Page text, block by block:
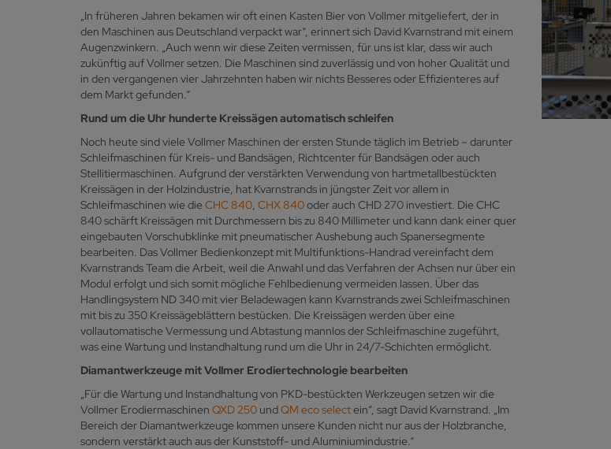
„In früheren Jahren bekamen wir oft einen Kasten Bier von Vollmer mitgeliefert, der in
den Maschinen aus Deutschland verpackt war“, erinnert sich David Kvarnstrand mit einem
Augenzwinkern. „Auch wenn wir diese Zeiten vermissen, für uns ist klar, dass wir auch
zukünftig auf Vollmer setzen. Die Maschinen sind zuverlässig und von hoher Qualität und
in den vergangenen vier Jahrzehnten haben wir nichts Besseres oder Effizienteres auf
dem Markt gefunden.“
Rund um die Uhr hunderte Kreissägen automatisch schleifen
Noch heute sind viele Vollmer Maschinen der ersten Stunde täglich im Betrieb – darunter
Schleifmaschinen für Kreis- und Bandsägen, Richtcenter für Bandsägen oder auch
Stellitiermaschinen. Aufgrund der verstärkten Verwendung von hartmetallbestückten
Kreissägen in der Holzindustrie, hat Kvarnstrands in jüngster Zeit vor allem in
Schleifmaschinen wie die CHC 840 CHX 840oder auch CHD 270 investiert. Die CHC
840 schärft Kreissägen mit Durchmessern bis zu 840 Millimeter und kann dank einer quer
eingebauten Vorschubklinke mit pneumatischer Aushebung auch Spanersegmente
bearbeiten. Das Vollmer Bedienkonzept mit Multifunktions-Handrad vereinfacht dem
Kvarnstrands Team die Arbeit, weil die Anwahl und das Verfahren der Achsen nur über ein
Modul erfolgt und sich somit mögliche Fehlbedienung vermeiden lassen. Über das
Handlingsystem ND 340 mit vier Beladewagen kann Kvarnstrands zwei Schleifmaschinen
mit bis zu 350 Kreissägeblättern bestücken. Die Kreissägen werden über eine
vollautomatische Vermessung und Abtastung mannlos der Schleifmaschine zugeführt,
was eine Wartung und Instandhaltung rund um die Uhr in 24/7-Schichten ermöglicht.
Diamantwerkzeuge mit Vollmer Erodiertechnologie bearbeiten
„Für die Wartung und Instandhaltung von PKD-bestückten Werkzeugen setzen wir die
Vollmer Erodiermaschinen QXD 250 undQM eco selectein“, sagt David Kvarnstrand. „Im
Bereich der Diamantwerkzeuge kommen unsere Kunden nicht nur aus der Holzbranche,
sondern verstärkt auch aus der Kunststoff- und Aluminiumindustrie.“